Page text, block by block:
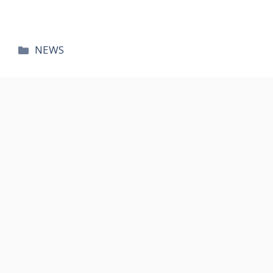
카
NEWS